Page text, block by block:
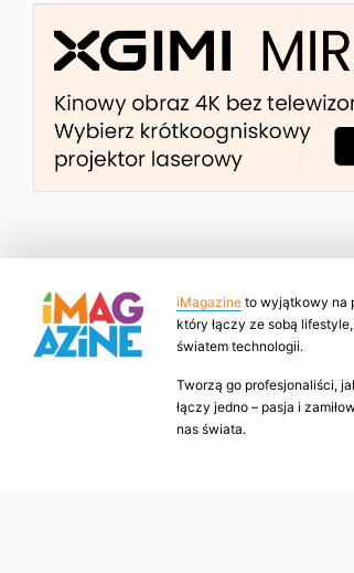
iMagazine to wyjątkowy na
który łączy ze sobą
światem technologii.
Tworzą go profesjonaliści,
łączy jedno – pasja i
nas świata.